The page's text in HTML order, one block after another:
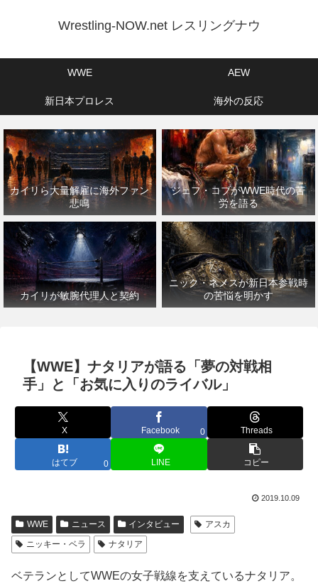
Wrestling-NOW.net レスリングナウ
WWE AEW
新日本プロレス 海外の反応
カイリら大量解雇に海外ファン
悲鳴
ジェフ・コブがWWE時代の苦
労を語る
カイリが敏腕代理人と契約
ニック・ネメスが新日本参戦時
の苦悩を明かす
【WWE】ナタリアが語る「夢の対戦相
手」と「お気に入りのライバル」
X Facebook 0 Threads
はてブ 0 LINE コピー
2019.10.09
WWE ニュース インタビュー
アスカ
ニッキー・ベラ
ナタリア
ベテランとしてWWEの女子戦線を支えているナタリア。